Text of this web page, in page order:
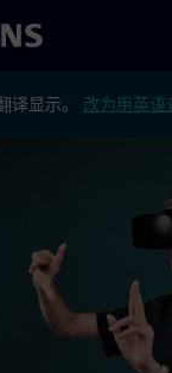
译显示。 改为用英语